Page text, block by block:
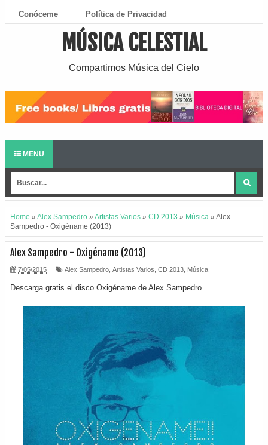
Conóceme Política de Privacidad
¿Cómo Descargar?MÚSICA CELESTIAL
Compartimos Música del Cielo
MENU
Home » Alex Sampedro » Artistas Varios » CD 2013 » Música » Alex
Sampedro - Oxigéname (2013)
Alex Sampedro - Oxigéname (2013)
7/05/2015 Alex Sampedro Artistas Varios CD 2013 Música
Descarga gratis el disco Oxigéname de Alex Sampedro.